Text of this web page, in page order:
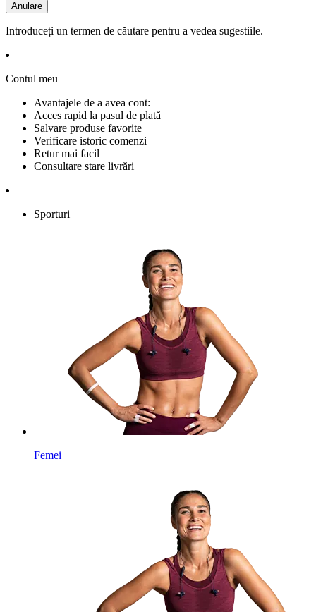
Anulare
Introduceți un termen de căutare pentru a vedea sugestiile.
Contul meu
Avantajele de a avea cont:
Acces rapid la pasul de plată
Salvare produse favorite
Verificare istoric comenzi
Retur mai facil
Consultare stare livrări
Sporturi
Femei